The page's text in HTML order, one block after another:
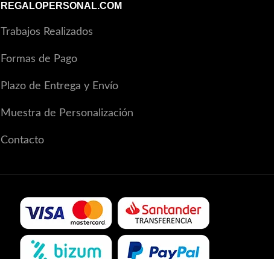
REGALOPERSONAL.COM
Trabajos Realizados
Formas de Pago
Plazo de Entrega y Envío
Muestra de Personalización
Contacto